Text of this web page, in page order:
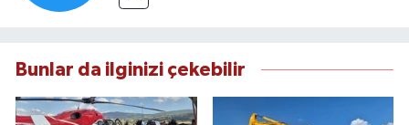
Bunlar da ilginizi çekebilir